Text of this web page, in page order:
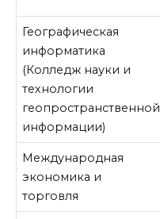
Географическая
информатика
(Колледж науки и
технологии
геопространственной
информации)
Международная
экономика и
торговля